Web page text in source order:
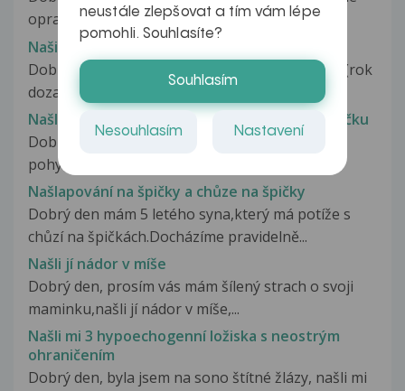
opravdu bezradní. Naši 13 letou...
Našiel som podľa mna análnu trhlinu
Dobrý deň, moj problem začal asi už dávnejšie (rok
dozadu) obcas som našiel...
Našla jsem si nad klíční kostí pohyblivou bouličku
Dobrý den našla jsem si nad levou klíční kosti
pohyblivou boulicku cca 5mm neboli....
Našlapování na špičky a chůze na špičky
Dobrý den mám 5 letého syna,který má potíže s
chůzí na špičkách.Docházíme pravidelně...
Našli jí nádor v míše
Dobrý den, prosím vás mám šílený strach o svoji
maminku,našli jí nádor v míše,...
Našli mi 3 hypoechogenní ložiska s neostrým
ohraničením
Dobrý den, byla jsem na sono štítné žlázy, našli mi
neustále zlepšovat a tím vám lépe
pomohli. Souhlasíte?
Souhlasím
Nesouhlasím Nastavení